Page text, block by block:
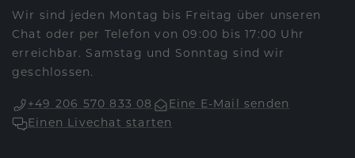
Wir sind jeden Montag bis Freitag über unseren
Chat oder per Telefon von 09:00 bis 17:00 Uhr
erreichbar. Samstag und Sonntag sind wir
geschlossen.
+49 206 570 833 08
Eine E-Mail senden
Einen Livechat starten